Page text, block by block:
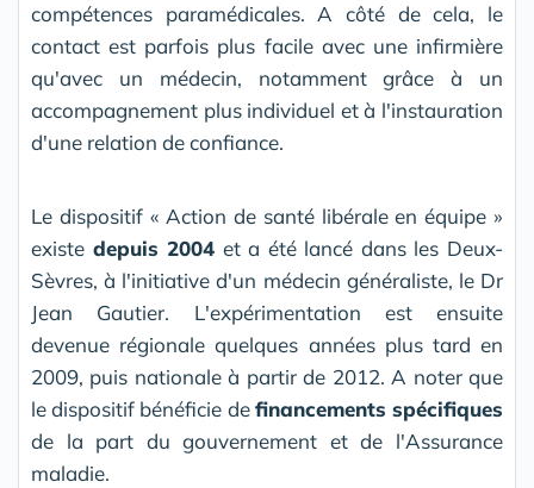
compétences paramédicales. A côté de cela, le
contact est parfois plus facile avec une infirmière
qu'avec un médecin, notamment grâce à un
accompagnement plus individuel et à l'instauration
d'une relation de confiance.
Le dispositif « Action de santé libérale en équipe »
existe depuis 2004 et a été lancé dans les Deux-
Sèvres, à l'initiative d'un médecin généraliste, le Dr
Jean Gautier. L'expérimentation est ensuite
devenue régionale quelques années plus tard en
2009, puis nationale à partir de 2012. A noter que
le dispositif bénéficie definancements spécifiques
de la part du gouvernement et de l'Assurance
maladie.